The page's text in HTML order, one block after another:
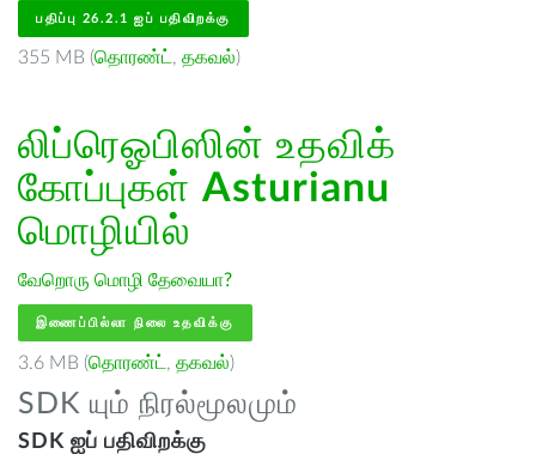
பதிப்பு 26.2.1 ஐப் பதிவிறக்கு
355 MB (தொரண்ட் , தகவல்)
லிப்ரெஓபிஸின் உதவிக்
கோப்புகள் Asturianu
மொழியில்
வேறொரு மொழி தேவையா?
இணைப்பில்லா நிலை உதவிக்கு
3.6 MB (தொரண்ட் , தகவல்)
SDK யும் நிரல்மூலமும்
SDK ஐப் பதிவிறக்கு